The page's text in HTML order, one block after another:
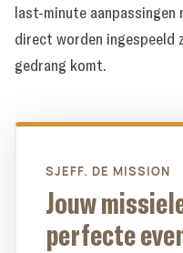
last-minute aanpassingen
direct worden
gedrang komt.
SJEFF. DE MISSION
Jouw
perfecte